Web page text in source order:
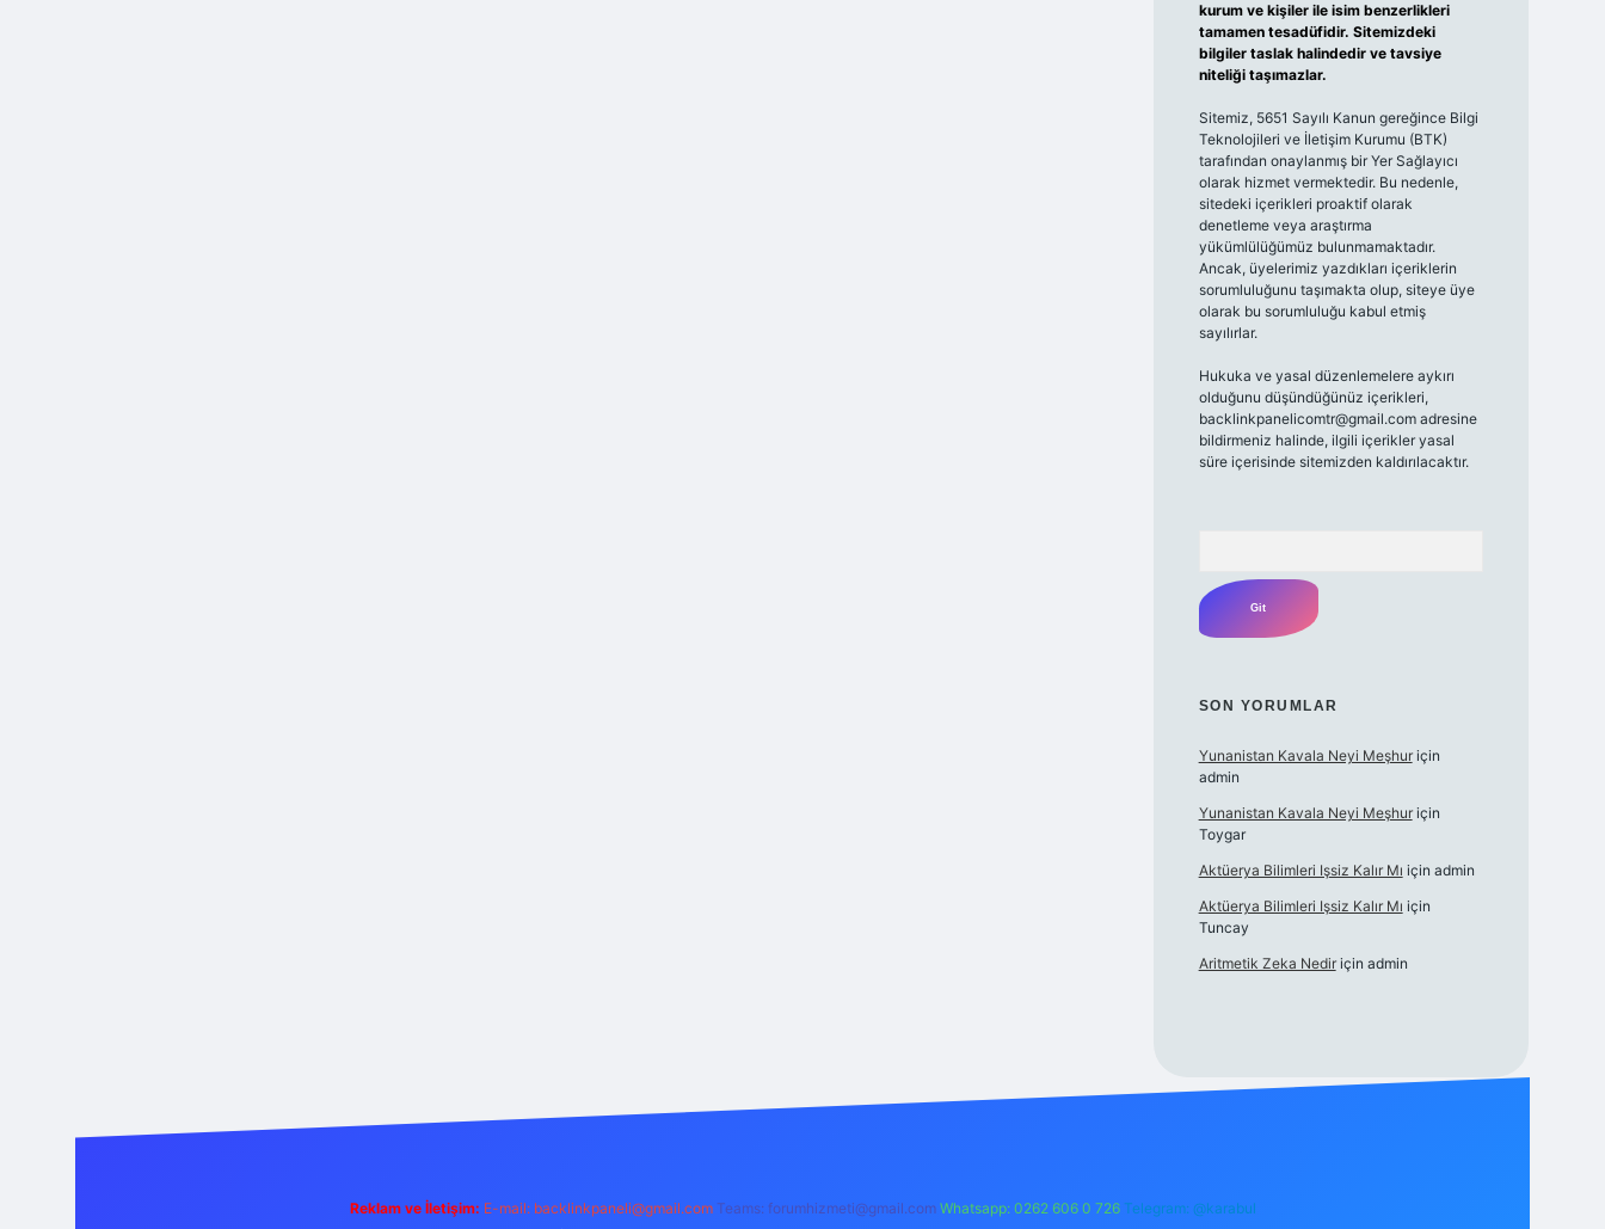
kurum ve kişiler ile isim benzerlikleri
tamamen tesadüfidir. Sitemizdeki
bilgiler taslak halindedir ve tavsiye
niteliği taşımazlar.
Sitemiz, 5651 Sayılı Kanun gereğince Bilgi
Teknolojileri ve İletişim Kurumu (BTK)
tarafından onaylanmış bir Yer Sağlayıcı
olarak hizmet vermektedir. Bu nedenle,
sitedeki içerikleri proaktif olarak
denetleme veya araştırma
yükümlülüğümüz bulunmamaktadır.
Ancak, üyelerimiz yazdıkları içeriklerin
sorumluluğunu taşımakta olup, siteye üye
olarak bu sorumluluğu kabul etmiş
sayılırlar.
Hukuka ve yasal düzenlemelere aykırı
olduğunu düşündüğünüz içerikleri,
backlinkpanelicomtr@gmail.comadresine
bildirmeniz halinde, ilgili içerikler yasal
süre içerisinde sitemizden kaldırılacaktır.
SON YORUMLAR
Yunanistan Kavala Neyi Meşhuriçin
admin
Yunanistan Kavala Neyi Meşhuriçin
Toygar
Aktüerya Bilimleri Işsiz Kalır Mı için admin
Aktüerya Bilimleri Işsiz Kalır Mı için
Tuncay
Aritmetik Zeka Nediriçin admin
Reklam ve İletişim: E-mail: backlinkpaneli@gmail.com Teams: forumhizmeti@gmail.com Whatsapp: 0262 606 0 726 Telegram: @karabul